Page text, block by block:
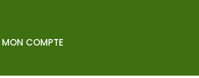
MON COMPTE